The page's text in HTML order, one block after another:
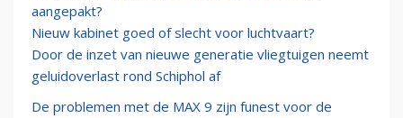
aangepakt?
Nieuw kabinet goed of slecht voor luchtvaart?
Door de inzet van nieuwe generatie vliegtuigen neemt
geluidoverlast rond Schiphol af
De problemen met de MAX 9 zijn funest voor de